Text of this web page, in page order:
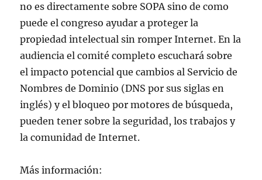
no es directamente sobre SOPA sino de como
puede el congreso ayudar a proteger la
propiedad intelectual sin romper Internet. En la
audiencia el comité completo escuchará sobre
el impacto potencial que cambios al Servicio de
Nombres de Dominio (DNS por sus siglas en
inglés) y el bloqueo por motores de búsqueda,
pueden tener sobre la seguridad, los trabajos y
la comunidad de Internet.
Más información: